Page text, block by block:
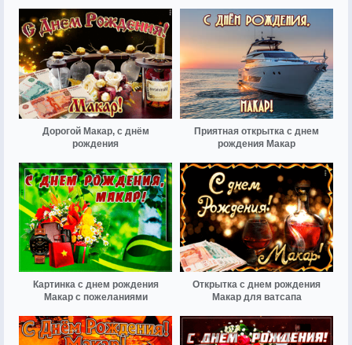
Дорогой Макар, с днём
рождения
Приятная открытка с днем
рождения Макар
Картинка с днем рождения
Макар с пожеланиями
Открытка с днем рождения
Макар для ватсапа